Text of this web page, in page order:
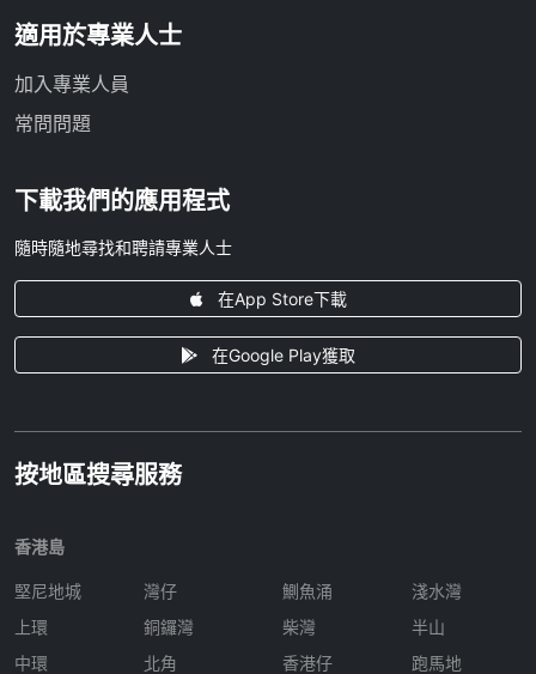
適用於專業人士
加入專業人員
常問問題
下載我們的應用程式
隨時隨地尋找和聘請專業人士
在App Store下載
在Google Play獲取
按地區搜尋服務
香港島
堅尼地城
上環
中環
灣仔
銅鑼灣
北角
鰂魚涌
柴灣
香港仔
淺水灣
半山
跑馬地